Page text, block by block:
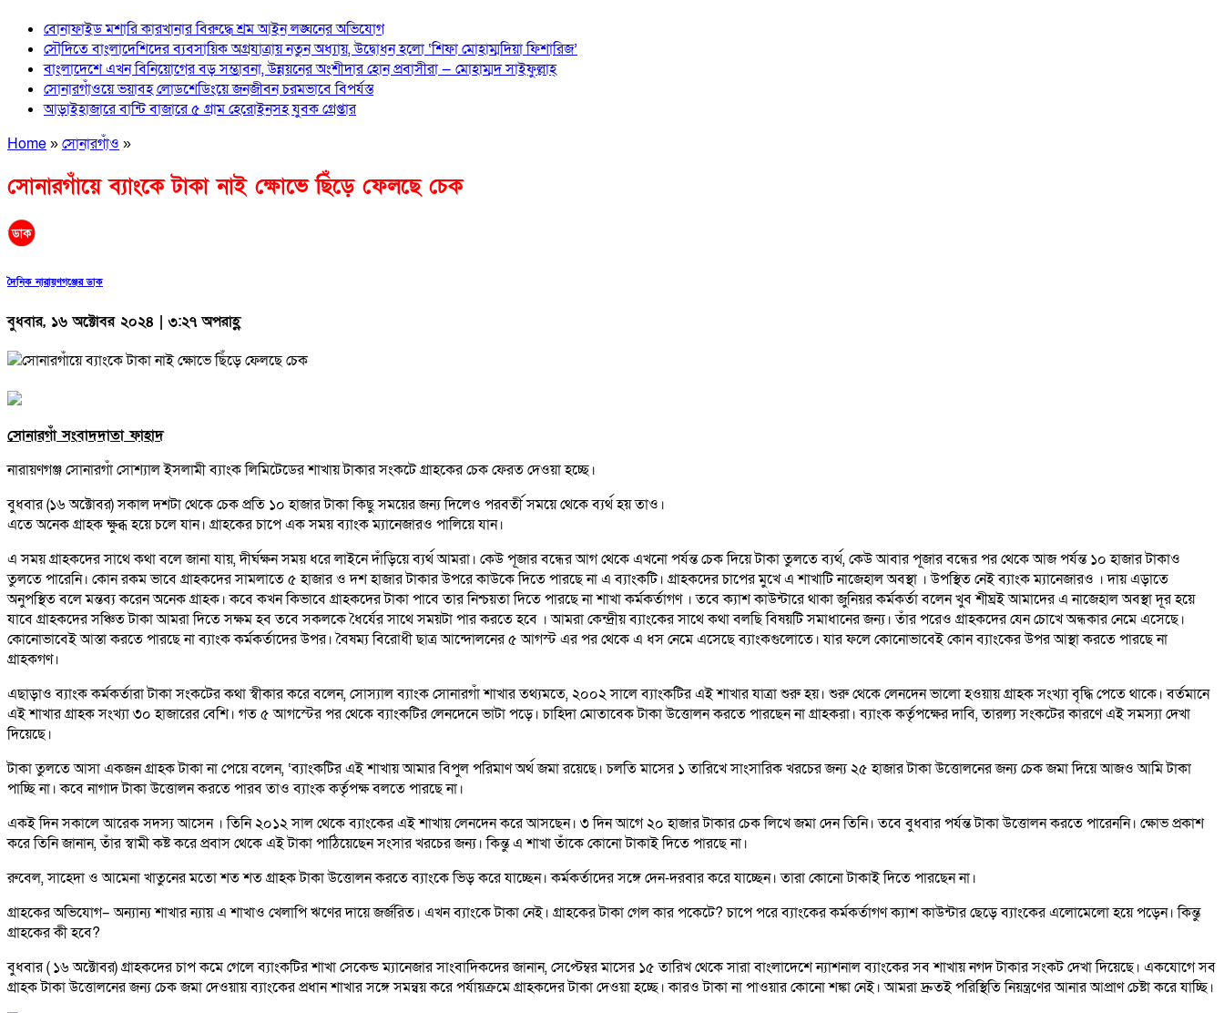
বোনাফাইড মশারি কারখানার বিরুদ্ধে শ্রম আইন লঙ্ঘনের অভিযোগ
সৌদিতে বাংলাদেশিদের ব্যবসায়িক অগ্রযাত্রায় নতুন অধ্যায়, উদ্বোধন হলো ‘শিফা মোহাম্মদিয়া ফিশারিজ’
বাংলাদেশে এখন বিনিয়োগের বড় সম্ভাবনা, উন্নয়নের অংশীদার হোন প্রবাসীরা — মোহাম্মদ সাইফুল্লাহ্
সোনারগাঁওয়ে ভয়াবহ লোডশেডিংয়ে জনজীবন চরমভাবে বিপর্যস্ত
আড়াইহাজারে বান্টি বাজারে ৫ গ্রাম হেরোইনসহ যুবক গ্রেপ্তার
Home»সোনারগাঁও »
সোনারগাঁয়ে ব্যাংকে টাকা নাই ক্ষোভে ছিঁড়ে ফেলছে চেক
দৈনিক নারায়ণগঞ্জের ডাক
বুধবার, ১৬ অক্টোবর ২০২৪ | ৩:২৭ অপরাহ্ণ
সোনারগাঁ সংবাদদাতা ফাহাদ
নারায়ণগঞ্জ সোনারগাঁ সোশ্যাল ইসলামী ব্যাংক লিমিটেডের শাখায় টাকার সংকটে গ্রাহকের চেক ফেরত দেওয়া হচ্ছে।
বুধবার (১৬ অক্টোবর) সকাল দশটা থেকে চেক প্রতি ১০ হাজার টাকা কিছু সময়ের জন্য দিলেও পরবর্তী সময়ে থেকে ব্যর্থ হয় তাও।
এতে অনেক গ্রাহক ক্ষুব্ধ হয়ে চলে যান। গ্রাহকের চাপে এক সময় ব্যাংক ম্যানেজারও পালিয়ে যান।
এ সময় গ্রাহকদের সাথে কথা বলে জানা যায়, দীর্ঘক্ষন সময় ধরে লাইনে দাঁড়িয়ে ব্যর্থ আমরা। কেউ পূজার বন্ধের আগ থেকে এখনো পর্যন্ত চেক দিয়ে টাকা তুলতে ব্যর্থ, কেউ আবার পূজার বন্ধের পর থেকে আজ পর্যন্ত ১০ হাজার টাকাও
তুলতে পারেনি। কোন রকম ভাবে গ্রাহকদের সামলাতে ৫ হাজার ও দশ হাজার টাকার উপরে কাউকে দিতে পারছে না এ ব্যাংকটি। গ্রাহকদের চাপের মুখে এ শাখাটি নাজেহাল অবস্থা ‌। উপস্থিত নেই ব্যাংক ম্যানেজারও ‌। দায় এড়াতে
অনুপস্থিত বলে মন্তব্য করেন অনেক গ্রাহক। কবে কখন কিভাবে গ্রাহকদের টাকা পাবে তার নিশ্চয়তা দিতে পারছে না শাখা কর্মকর্তাগণ ‌‌। তবে ক্যাশ কাউন্টারে থাকা জুনিয়র কর্মকর্তা বলেন খুব শীঘ্রই আমাদের এ নাজেহাল অবস্থা দূর হয়ে
যাবে গ্রাহকদের সঞ্চিত টাকা আমরা দিতে সক্ষম হব তবে সকলকে ধৈর্যের সাথে সময়টা পার করতে হবে ‌। আমরা কেন্দ্রীয় ব্যাংকের সাথে কথা বলছি বিষয়টি সমাধানের জন্য। তাঁর পরেও গ্রাহকদের যেন চোখে অন্ধকার নেমে এসেছে।
কোনোভাবেই আস্তা করতে পারছে না ব্যাংক কর্মকর্তাদের উপর। বৈষম্য বিরোধী ছাত্র আন্দোলনের ৫ আগস্ট এর পর থেকে এ ধস নেমে এসেছে ব্যাংকগুলোতে। যার ফলে কোনোভাবেই কোন ব্যাংকের উপর আস্থা করতে পারছে না
গ্রাহকগণ।
এছাড়াও ব্যাংক কর্মকর্তারা টাকা সংকটের কথা স্বীকার করে বলেন, সোস্যাল ব্যাংক সোনারগাঁ শাখার তথ্যমতে, ২০০২ সালে ব্যাংকটির এই শাখার যাত্রা শুরু হয়। শুরু থেকে লেনদেন ভালো হওয়ায় গ্রাহক সংখ্যা বৃদ্ধি পেতে থাকে। বর্তমানে
এই শাখার গ্রাহক সংখ্যা ৩০ হাজারের বেশি। গত ৫ আগস্টের পর থেকে ব্যাংকটির লেনদেনে ভাটা পড়ে। চাহিদা মোতাবেক টাকা উত্তোলন করতে পারছেন না গ্রাহকরা। ব্যাংক কর্তৃপক্ষের দাবি, তারল্য সংকটের কারণে এই সমস্যা দেখা
দিয়েছে।
টাকা তুলতে আসা একজন গ্রাহক টাকা না পেয়ে বলেন, ‘ব্যাংকটির এই শাখায় আমার বিপুল পরিমাণ অর্থ জমা রয়েছে। চলতি মাসের ১ তারিখে সাংসারিক খরচের জন্য ২৫ হাজার টাকা উত্তোলনের জন্য চেক জমা দিয়ে আজও আমি টাকা
পাচ্ছি না। কবে নাগাদ টাকা উত্তোলন করতে পারব তাও ব্যাংক কর্তৃপক্ষ বলতে পারছে না।
একই দিন সকালে আরেক সদস্য আসেন । তিনি ২০১২ সাল থেকে ব্যাংকের এই শাখায় লেনদেন করে আসছেন। ৩ দিন আগে ২০ হাজার টাকার চেক লিখে জমা দেন তিনি। তবে বুধবার পর্যন্ত টাকা উত্তোলন করতে পারেননি। ক্ষোভ প্রকাশ
করে তিনি জানান, তাঁর স্বামী কষ্ট করে প্রবাস থেকে এই টাকা পাঠিয়েছেন সংসার খরচের জন্য। কিন্তু এ শাখা তাঁকে কোনো টাকাই দিতে পারছে না।
রুবেল, সাহেদা ও আমেনা খাতুনের মতো শত শত গ্রাহক টাকা উত্তোলন করতে ব্যাংকে ভিড় করে যাচ্ছেন। কর্মকর্তাদের সঙ্গে দেন-দরবার করে যাচ্ছেন। তারা কোনো টাকাই দিতে পারছেন না।
গ্রাহকের অভিযোগ– অন্যান্য শাখার ন্যায় এ শাখাও খেলাপি ঋণের দায়ে জর্জরিত। এখন ব্যাংকে টাকা নেই। গ্রাহকের টাকা গেল কার পকেটে? চাপে পরে ব্যাংকের কর্মকর্তাগণ ক্যাশ কাউন্টার ছেড়ে ব্যাংকের এলোমেলো হয়ে পড়েন। কিন্তু
গ্রাহকের কী হবে?
বুধবার ( ১৬ অক্টোবর) গ্রাহকদের চাপ কমে গেলে ব্যাংকটির শাখা সেকেন্ড ম্যানেজার সাংবাদিকদের জানান, সেপ্টেম্বর মাসের ১৫ তারিখ থেকে সারা বাংলাদেশে ন্যাশনাল ব্যাংকের সব শাখায় নগদ টাকার সংকট দেখা দিয়েছে। একযোগে সব
গ্রাহক টাকা উত্তোলনের জন্য চেক জমা দেওয়ায় ব্যাংকের প্রধান শাখার সঙ্গে সমন্বয় করে পর্যায়ক্রমে গ্রাহকদের টাকা দেওয়া হচ্ছে। কারও টাকা না পাওয়ার কোনো শঙ্কা নেই। আমরা দ্রুতই পরিস্থিতি নিয়ন্ত্রণের আনার আপ্রাণ চেষ্টা করে যাচ্ছি।